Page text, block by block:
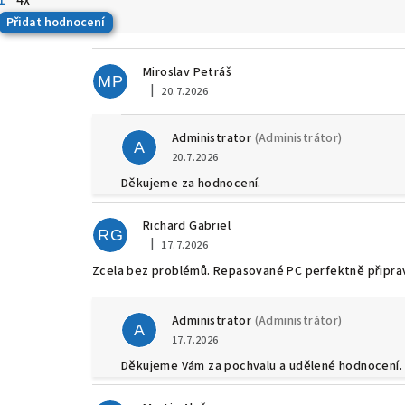
Přidat hodnocení
V
ý
h
o
c
MP
Miroslav Petráš
Hodnocení obchodu je 5 z 5 hvězdiček.
20.7.2026
A Administrator (Administrátor)
20.7.2026
Děkujeme za hodnocení.
RG
Richard Gabriel
Hodnocení obchodu je 5 z 5 hvězdiček.
17.7.2026
Zcela bez problémů. Repasované PC perfektně
A Administrator (Administrátor)
17.7.2026
Děkujeme Vám za pochvalu a udělené hodnocení.